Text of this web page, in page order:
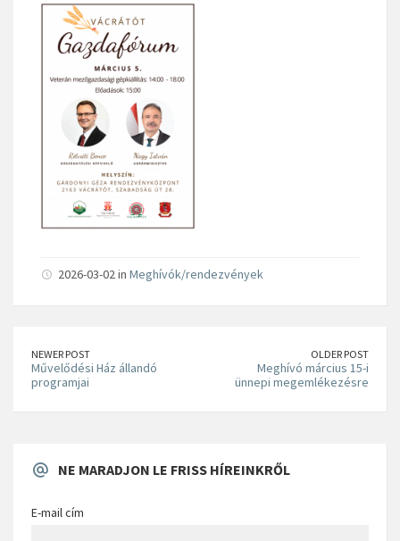
2026-03-02 in Meghívók/rendezvények
NEWER POST
Művelődési Ház állandó
programjai
OLDER POST
Meghívó március 15-i
ünnepi megemlékezésre
NE MARADJON LE FRISS HÍREINKRŐL
E-mail cím